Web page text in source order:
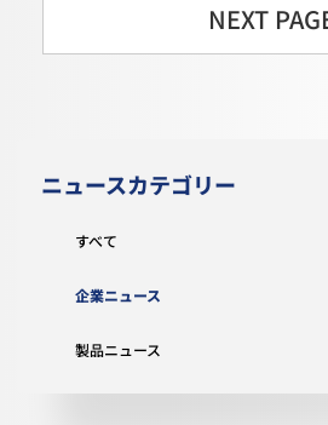
NEXT
ニュースカテゴリー
すべて
企業ニュース
製品ニュース